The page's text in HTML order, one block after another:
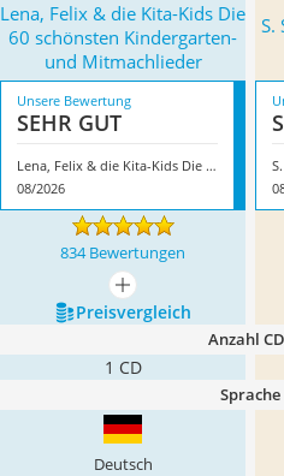
Lena, Felix & die Kita-Kids Die
60 schönsten Kindergarten-
und Mitmachlieder
S.
Unsere Bewertung
SEHR GUT
Lena, Felix & die Kita-Kids Die 60 schönsten Kindergarten- und Mitmachlieder
08/2026
834 Bewertungen
mehr anzeigen
Preis­vergleich
Anzahl
1 CD
Sprache
Deutsch